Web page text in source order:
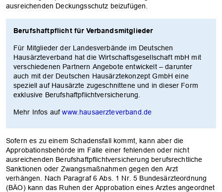
ausreichenden Deckungsschutz beizufügen.
Berufshaftpflicht für Verbandsmitglieder
Für Mitglieder der Landesverbände im Deutschen
Hausärzteverband hat die Wirtschaftsgesellschaft mbH mit
verschiedenen Partnern Angebote entwickelt – darunter
auch mit der Deutschen Hausärztekonzept GmbH eine
speziell auf Hausärzte zugeschnittene und in dieser Form
exklusive Berufshaftpflichtversicherung.
Mehr Infos aufwww.hausaerzteverband.de
Sofern es zu einem Schadensfall kommt, kann aber die
Approbationsbehörde im Falle einer fehlenden oder nicht
ausreichenden Berufshaftpflichtversicherung berufsrechtliche
Sanktionen oder Zwangsmaßnahmen gegen den Arzt
verhängen. Nach Paragraf 6 Abs. 1 Nr. 5 Bundesärzteordnung
(BÄO) kann das Ruhen der Approbation eines Arztes angeordnet